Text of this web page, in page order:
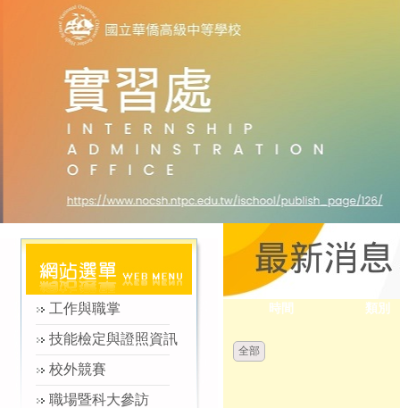
工作與職掌
技能檢定與證照資訊
校外競賽
職場暨科大參訪
時間 類別
全部